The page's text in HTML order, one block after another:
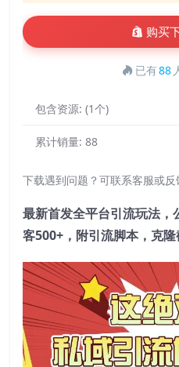
购买
已有88
包含资源: (1个)
累计销量: 88
下载遇到问题？可联系客服或反
最新首发全平台引流玩法
客500+，附引流脚本，克隆